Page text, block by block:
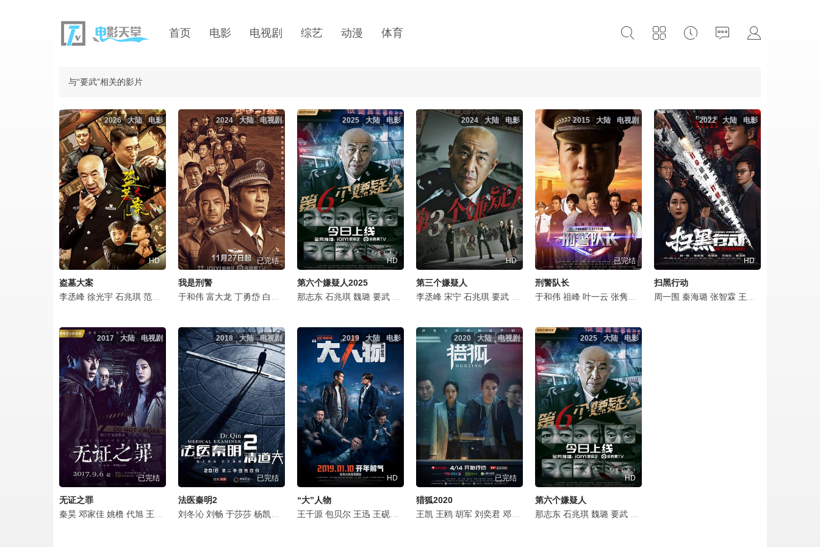
首页 电影 电视剧 综艺 动漫 体育
与“要武”相关的影片
电影
大陆
2026
HD
盗墓大案
李丞峰 徐光宇 石兆琪 范雷 姜寒 要武 陈韵锦
电视剧
大陆
2024
已完结
我是刑警
于和伟 富大龙 丁勇岱 白凡 马苏 黄曼 刘凯 赵阳 李溪芮 胡明 李泓良 孙浩 郑晓宁 颜世魁 冯国强 杜功海 李宝安 周波 邵兵 王玉宁 武笑羽 曹卫宇 赵岩松
电影
大陆
2025
HD
第六个嫌疑人2025
那志东 石兆琪 魏璐 要武 陈韵锦 高海诚 李达 范正 李丞峰 侯钧博 白云峰 任珅
电影
大陆
2024
HD
第三个嫌疑人
李丞峰 宋宁 石兆琪 要武 姚金飞 李博
电视剧
大陆
2015
已完结
刑警队长
于和伟 祖峰 叶一云 张隽溢 张宁江 张延 要武 侯岩松 焦刚
电影
大陆
2022
HD
扫黑行动
周一围 秦海璐 张智霖 王劲松
电视剧
大陆
2017
已完结
无证之罪
秦昊 邓家佳 姚橹 代旭 王真儿 宁理 荆浩 林鹏 袁满 要武 张澍 李俊霆 刘戈滨 赵晖 李泽 刘洋 赵梓淇 王海军 郭海鹏 蓝骁 刘唯伟 张成成 杨皓轩 郑超
电视剧
大陆
2018
已完结
法医秦明2
刘冬沁 刘畅 于莎莎 杨凯淳 王辉 李逸男 盛朗熙 要武
电影
大陆
2019
HD
“大”人物
王千源 包贝尔 王迅 王砚辉 屈菁菁 周游 韩烨洲 盖玥希 刘敏涛 梅婷 潘粤明 乔振宇 景岗山
电视剧
大陆
2020
已完结
猎狐2020
王凯 王鸥 胡军 刘奕君 邓家佳 傅晶 王同辉 乔大韦 陈楚翰
电影
大陆
2025
HD
第六个嫌疑人
那志东 石兆琪 魏璐 要武